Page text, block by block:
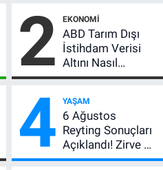
2 EKONOMI
ABD Tarım Dışı
İstihdam Verisi
Altını Nasıl
Etkiler? Çok Basit
4 YAŞAM
6 Ağustos
Reyting Sonuçları
Açıklandı! Zirve El
Değiştirdi: